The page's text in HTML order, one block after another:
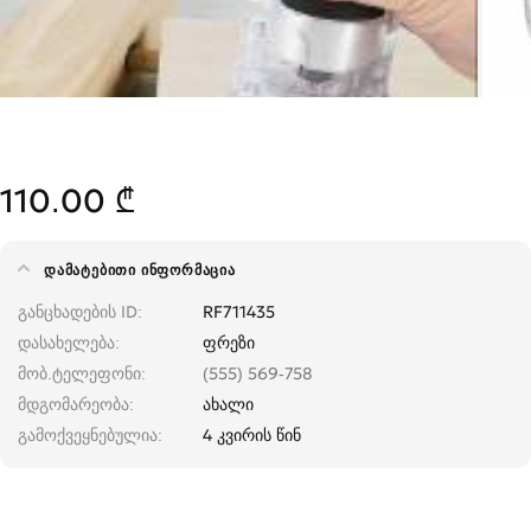
110.00 ₾
ᲓᲐᲛᲐᲢᲔᲑᲘᲗᲘ ᲘᲜᲤᲝᲠᲛᲐᲪᲘᲐ
განცხადების ID
RF711435
დასახელება
ფრეზი
მობ.ტელეფონი
(555) 569-758
მდგომარეობა
ახალი
გამოქვეყნებულია
4 კვირის წინ